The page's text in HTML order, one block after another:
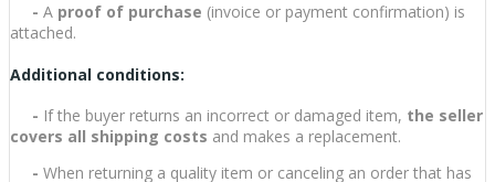
- A proof of purchase (invoice or payment confirmation) is
attached.
Additional conditions:
- If the buyer returns an incorrect or damaged item, the seller
covers all shipping costs and makes a replacement.
- When returning a quality item or canceling an order that has